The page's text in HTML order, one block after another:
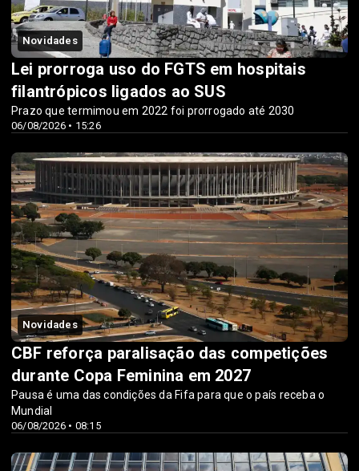
Novidades
06/08/2026 • 15:26
Lei prorroga uso do FGTS em hospitais
filantrópicos ligados ao SUS
Prazo que termimou em 2022 foi prorrogado até 2030
Novidades
06/08/2026 • 08:15
CBF reforça paralisação das competições
durante Copa Feminina em 2027
Pausa é uma das condições da Fifa para que o país receba o
Mundial